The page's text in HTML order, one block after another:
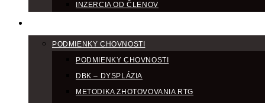
INZERCIA OD ČLENOV
PODMIENKY CHOVNOSTI
PODMIENKY CHOVNOSTI
DBK – DYSPLÁZIA
METODIKA ZHOTOVOVANIA RTG